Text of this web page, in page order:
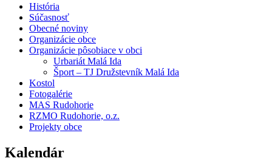
História
Súčasnosť
Obecné noviny
Organizácie obce
Organizácie pôsobiace v obci
Urbariát Malá Ida
Šport – TJ Družstevník Malá Ida
Kostol
Fotogalérie
MAS Rudohorie
RZMO Rudohorie, o.z.
Projekty obce
Kalendár